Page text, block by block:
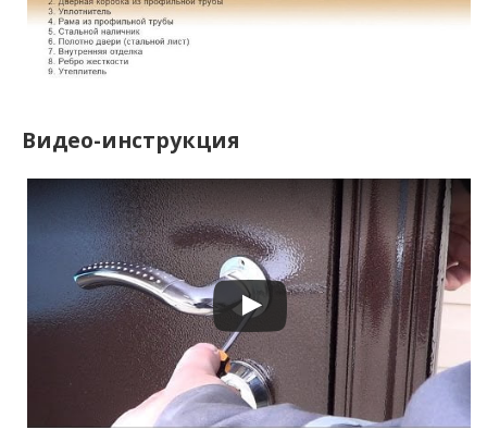
Видео-инструкция